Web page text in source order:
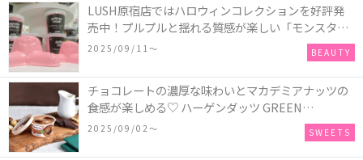
LUSH原宿店ではハロウィンコレクションを好評発
売中！プルプルと揺れる質感が楽しい「モンスター
オクトパス」や定番の「ゴースティー」「パンキン
2025/09/11〜 BEAUTY
チョコレートの濃厚な味わいとマカデミアナッツの
食感が楽しめる♡ ハーゲンダッツ GREEN
CRAFT(グリーンクラフト) ミニカップ『チョコレー
2025/09/02〜 SWEETS